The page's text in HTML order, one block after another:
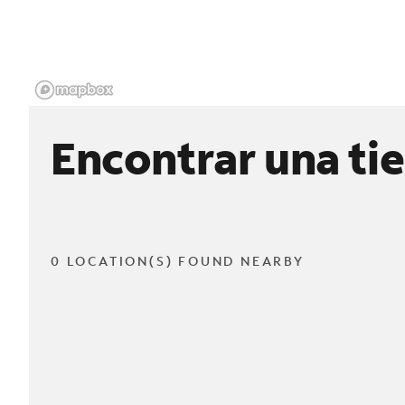
Encontrar una
0 LOCATION(S) FOUND NEARBY